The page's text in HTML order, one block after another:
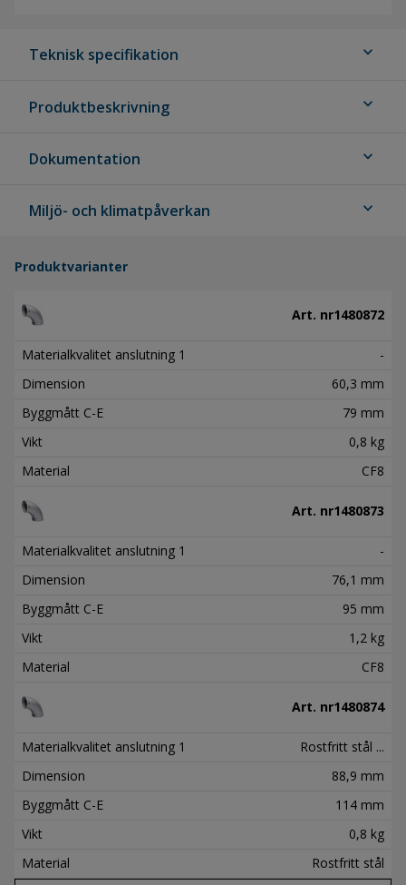
Teknisk specifikation expand_more
Produktbeskrivning expand_more
Dokumentation expand_more
Miljö- och klimatpåverkan expand_more
Produktvarianter
Art. nr1480872
Materialkvalitet anslutning 1
-
Dimension
60,3 mm
Byggmått C-E
79 mm
Vikt
0,8 kg
Material
CF8
Art. nr1480873
Materialkvalitet anslutning 1
-
Dimension
76,1 mm
Byggmått C-E
95 mm
Vikt
1,2 kg
Material
CF8
Art. nr1480874
Materialkvalitet anslutning 1
Rostfritt stål ...
Dimension
88,9 mm
Byggmått C-E
114 mm
Vikt
0,8 kg
Material
Rostfritt stål